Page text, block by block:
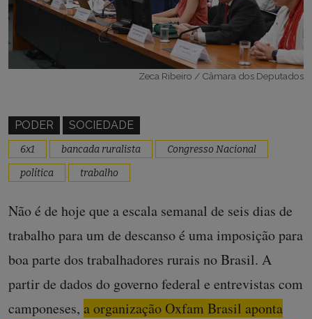
Zeca Ribeiro / Câmara dos Deputados
PODER SOCIEDADE
6x1 bancada ruralista
Congresso Nacional
política
trabalho
Não é de hoje que a escala semanal de seis dias de
trabalho para um de descanso é uma imposição para
boa parte dos trabalhadores rurais no Brasil. A
partir de dados do governo federal e entrevistas com
camponeses, a organização Oxfam Brasil aponta